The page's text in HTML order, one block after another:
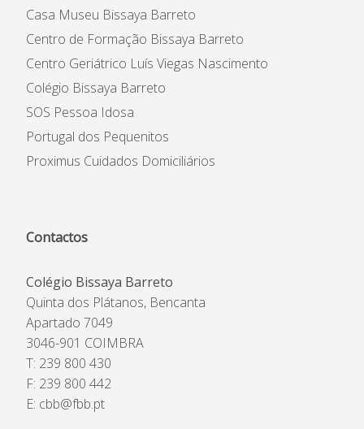
Casa Museu Bissaya Barreto
Centro de Formação Bissaya Barreto
Centro Geriátrico Luís Viegas Nascimento
Colégio Bissaya Barreto
SOS Pessoa Idosa
Portugal dos Pequenitos
Proximus Cuidados Domiciliários
Contactos
Colégio Bissaya Barreto
Quinta dos Plátanos, Bencanta
Apartado 7049
3046-901 COIMBRA
T: 239 800 430
F: 239 800 442
E: cbb@fbb.pt